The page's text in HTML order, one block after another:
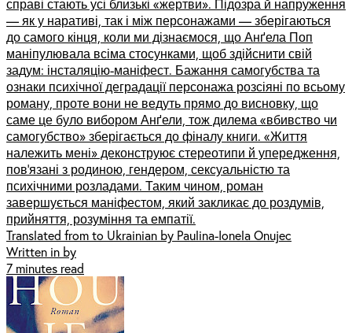
справі стають усі близькі «жертви». Підозра й напруження
— як у наративі, так і між персонажами — зберігаються
до самого кінця, коли ми дізнаємося, що Анґела Поп
маніпулювала всіма стосунками, щоб здійснити свій
задум: інсталяцію-маніфест. Бажання самогубства та
ознаки психічної деградації персонажа розсіяні по всьому
роману, проте вони не ведуть прямо до висновку, що
саме це було вибором Анґели, тож дилема «вбивство чи
самогубство» зберігається до фіналу книги. «Життя
належить мені» деконструює стереотипи й упередження,
пов’язані з родиною, гендером, сексуальністю та
психічними розладами. Таким чином, роман
завершується маніфестом, який закликає до роздумів,
прийняття, розуміння та емпатії.
Translated from to Ukrainian by Paulina-Ionela Onujec
Written in by
7 minutes read